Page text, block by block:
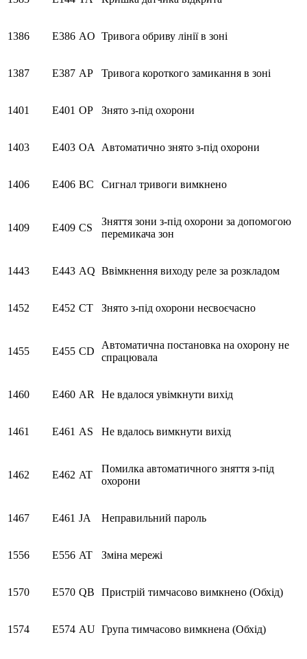
1386 E386 AO Тривога обриву лінії в зоні
1387 E387 AP Тривога короткого замикання в зоні
1401 E401 OP Знято з-під охорони
1403 E403 OA Автоматично знято з-під охорони
1406 E406 BC Сигнал тривоги вимкнено
1409 E409 CS
Зняття зони з-під охорони за допомогою
перемикача зон
1443 E443 AQ Ввімкнення виходу реле за розкладом
1452 E452 CT Знято з-під охорони несвоєчасно
1455 E455 CD
Автоматична постановка на охорону не
спрацювала
1460 E460 AR Не вдалося увімкнути вихід
1461 E461 AS Не вдалось вимкнути вихід
1462 E462 AT
Помилка автоматичного зняття з-під
охорони
1467 E461 JA Неправильний пароль
1556 E556 AT Зміна мережі
1570 E570 QB Пристрій тимчасово вимкнено (Обхід)
1574 E574 AU Група тимчасово вимкнена (Обхід)